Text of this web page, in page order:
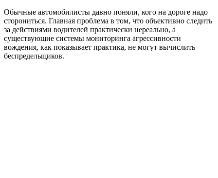
Обычные автомобилисты давно поняли, кого на дороге надо
сторониться. Главная проблема в том, что объективно следить
за действиями водителей практически нереально, а
существующие системы мониторинга агрессивности
вождения, как показывает практика, не могут вычислить
беспредельщиков.